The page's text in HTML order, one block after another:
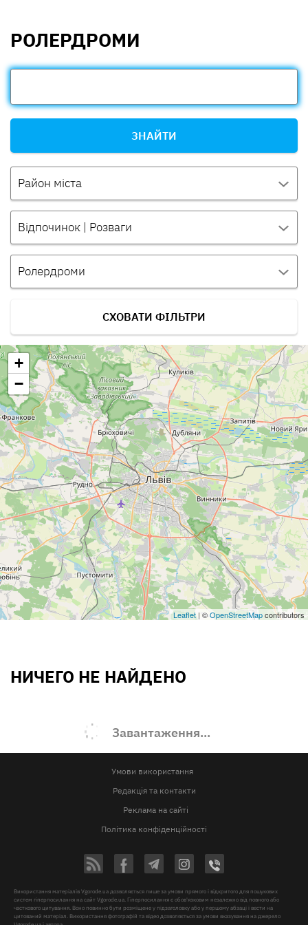
РОЛЕРДРОМИ
ЗНАЙТИ
Район міста
Відпочинок | Розваги
Ролердроми
СХОВАТИ ФІЛЬТРИ
+
−
Leaflet| ©OpenStreetMapcontributors
НИЧЕГО НЕ НАЙДЕНО
Завантаження...
Умови використання
Редакція та контакти
Реклама на сайті
Політика конфіденційності
Використання матеріалів Vgorode.ua дозволяється лише за умови прямого і відкритого для пошукових
систем гіперпосилання на сайт Vgorode.ua. Гіперпосилання є обов'язковим незалежно від повного або
часткового цитування. Воно повинно бути розміщене у підзаголовку або у першому абзаці і вести на
цитований матеріал. Використання фотографій та відео дозволяється за умови вказування на джерело